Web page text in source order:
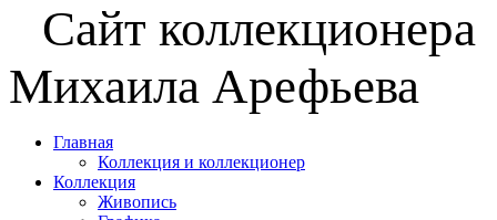
Сайт коллекционера
Михаила Арефьева
Главная
Коллекция и коллекционер
Коллекция
Живопись